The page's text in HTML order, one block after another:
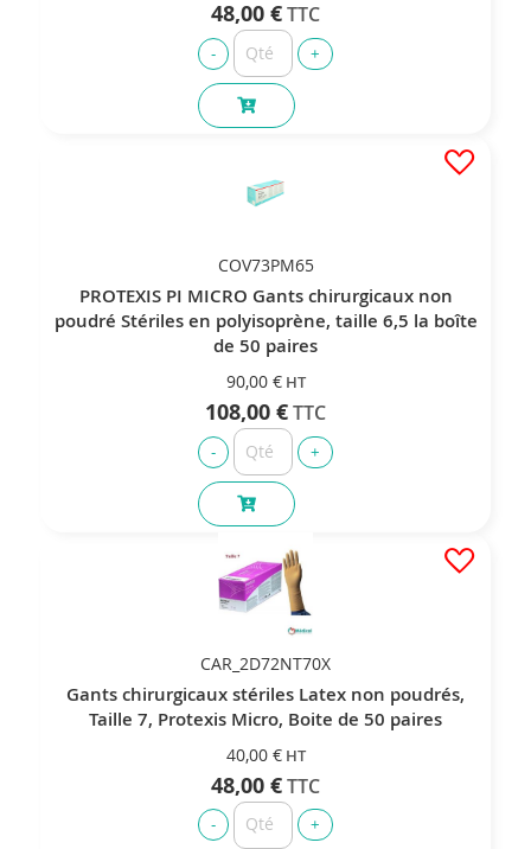
48,00 €
COV73PM65
PROTEXIS PI MICRO Gants chirurgicaux non
poudré Stériles en polyisoprène, taille 6,5 la boîte
de 50 paires
90,00 €
108,00 €
CAR_2D72NT70X
Gants chirurgicaux stériles Latex non poudrés,
Taille 7, Protexis Micro, Boite de 50 paires
40,00 €
48,00 €